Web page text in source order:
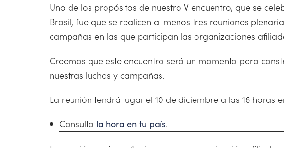
Uno de los propósitos de nuestro V encuentro, que se
Brasil, fue que se realicen al menos tres reuniones
campañas en las que participan las organizaciones
Creemos que este encuentro será un momento para
nuestras luchas y campañas.
La reunión tendrá lugar el 10 de diciembre a las 16 horas
Consulta la hora en tu país.